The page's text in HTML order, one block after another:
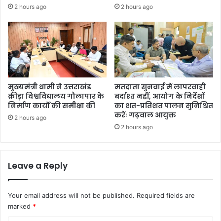
नु
प
स्थि
त
र
ह
ने
प
र
आ
यो
ने
ई
ना
रा
2 hours ago 2 hours ago
मुख्यमंत्री धामी ने उत्तराखंड
क्रीड़ा विश्वविद्यालय गौलापार के
निर्माण कार्यों की समीक्षा की
2 hours ago
मतदाता सुनवाई में लापरवाही
बर्दाश्त नहीं, आयोग के निर्देशों
का शत-प्रतिशत पालन सुनिश्चित
करेंः गढ़वाल आयुक्त
2 hours ago
Leave a Reply
Your email address will not be published. Required fields are
marked *